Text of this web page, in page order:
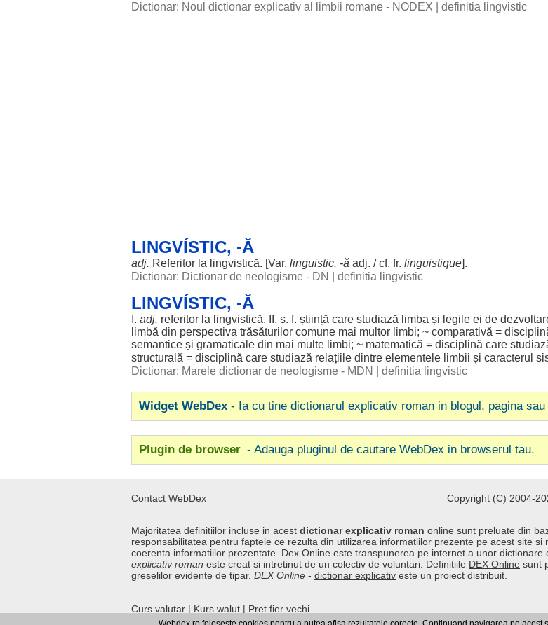
Dictionar: Noul dictionar explicativ al limbii romane - NODEX
definitia lingvistic
LINGVÍSTIC, -Ă
adj. Referitor la lingvistică. [Var. linguistic, -ă adj. / cf. fr. linguistique].
Dictionar: Dictionar de neologisme - DN
definitia lingvistic
LINGVÍSTIC, -Ă
I. adj. referitor la lingvistică. II. s. f. știință care studiază limba și legile ei de
limbă din perspectiva trăsăturilor comune mai multor limbi; ~ comparativă =
semantice și gramaticale din mai multe limbi; ~ matematică = disciplină care
structurală = disciplină care studiază relațiile dintre elementele limbii și caracterul
Dictionar: Marele dictionar de neologisme - MDN
definitia lingvistic
Widget WebDex - Ia cu tine dictionarul explicativ roman in blogul, pagina
Plugin de browser - Adauga pluginul de cautare WebDex in browserul tau.
Contact WebDex Copyright (C) 2004-
Majoritatea definitiilor incluse in acest dictionar explicativ roman online sunt preluate din
responsabilitatea pentru faptele ce rezulta din utilizarea informatiilor prezente pe acest site
coerenta informatiilor prezentate. Dex Online este transpunerea pe internet a unor
explicativ roman este creat si intretinut de un colectiv de voluntari. Definitiile DEX Online sunt
greselilor evidente de tipar. DEX Online - dictionar explicativ este un proiect distribuit.
Curs valutar | Kurs walut | Pret fier vechi